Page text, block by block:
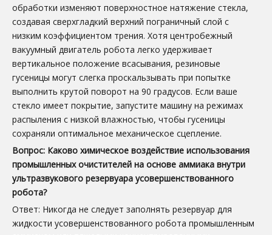
обработки изменяют поверхностное натяжение стекла,
создавая сверхгладкий верхний пограничный слой с
низким коэффициентом трения. Хотя центробежный
вакуумный двигатель робота легко удерживает
вертикальное положение всасывания, резиновые
гусеницы могут слегка проскальзывать при попытке
выполнить крутой поворот на 90 градусов. Если ваше
стекло имеет покрытие, запустите машину на режимах
распыления с низкой влажностью, чтобы гусеницы
сохраняли оптимальное механическое сцепление.
Вопрос: Каково химическое воздействие использования
промышленных очистителей на основе аммиака внутри
ультразвукового резервуара усовершенствованного
робота?
Ответ: Никогда не следует заполнять резервуар для
жидкости усовершенствованного робота промышленным